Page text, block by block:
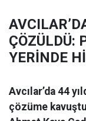
ÇÖZÜLDÜ:
YERİNDE
Avcılar’da 44
çözüme